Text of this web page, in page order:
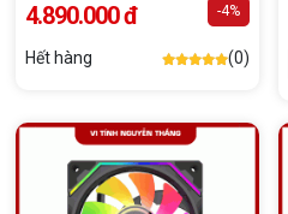
4.890.000 đ -4%
Hết hàng (0)